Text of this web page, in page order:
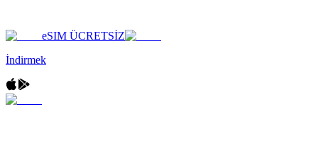
eSIM ÜCRETSİZ
İndirmek